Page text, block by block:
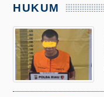
HUKUM